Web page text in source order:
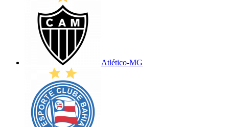
Atlético-MG